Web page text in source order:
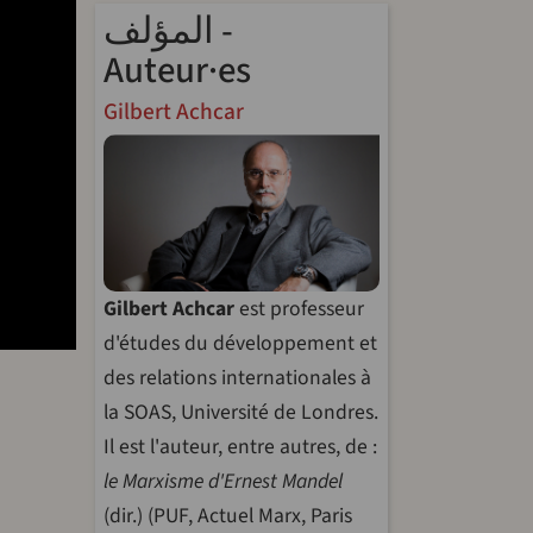
المؤلف -
Auteur·es
Gilbert Achcar
Gilbert Achcar est professeur
d'études du développement et
des relations internationales à
la SOAS, Université de Londres.
Il est l'auteur, entre autres, de :
le Marxisme d'Ernest Mandel
(dir.) (PUF, Actuel Marx, Paris